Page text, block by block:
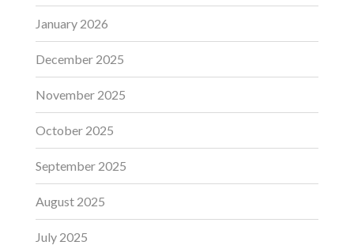
January 2026
December 2025
November 2025
October 2025
September 2025
August 2025
July 2025